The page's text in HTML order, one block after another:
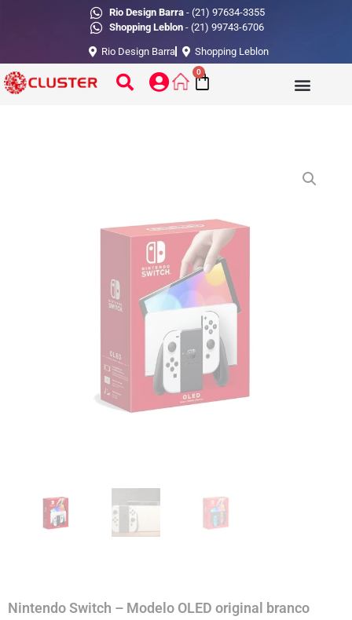
Rio Design Barra- (21) 97634-3355
Shopping Leblon - (21) 99743-6706
Rio Design Barra Shopping Leblon
0
Nintendo Switch – Modelo OLED original branco